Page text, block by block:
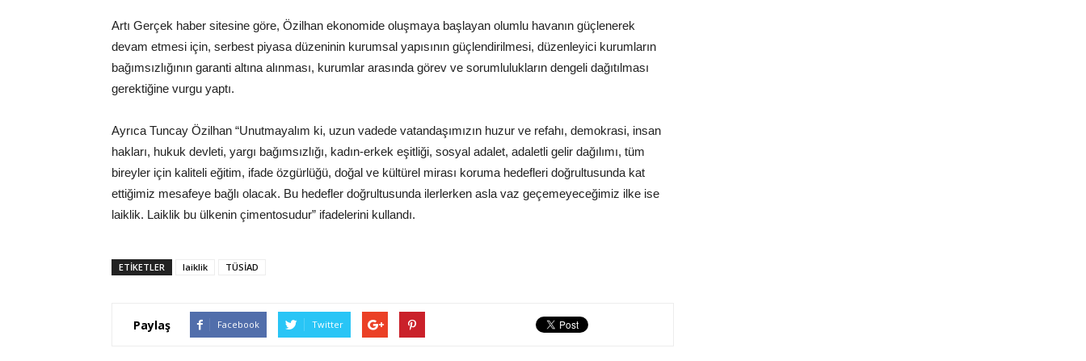
Artı Gerçek haber sitesine göre, Özilhan ekonomide oluşmaya başlayan olumlu havanın güçlenerek
devam etmesi için, serbest piyasa düzeninin kurumsal yapısının güçlendirilmesi, düzenleyici kurumların
bağımsızlığının garanti altına alınması, kurumlar arasında görev ve sorumlulukların dengeli dağıtılması
gerektiğine vurgu yaptı.
Ayrıca Tuncay Özilhan “Unutmayalım ki, uzun vadede vatandaşımızın huzur ve refahı, demokrasi, insan
hakları, hukuk devleti, yargı bağımsızlığı, kadın-erkek eşitliği, sosyal adalet, adaletli gelir dağılımı, tüm
bireyler için kaliteli eğitim, ifade özgürlüğü, doğal ve kültürel mirası koruma hedefleri doğrultusunda kat
ettiğimiz mesafeye bağlı olacak. Bu hedefler doğrultusunda ilerlerken asla vaz geçemeyeceğimiz ilke ise
laiklik. Laiklik bu ülkenin çimentosudur” ifadelerini kullandı.
ETIKETLER laiklik TÜSİAD
Paylaş Facebook Twitter